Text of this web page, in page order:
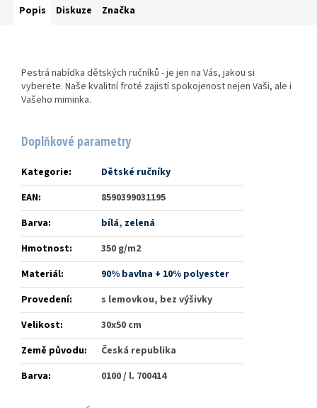
Popis Diskuze Značka
Pestrá nabídka dětských ručníků - je jen na Vás, jakou si
vyberete. Naše kvalitní froté zajistí spokojenost nejen Vaši, ale i
Vašeho miminka.
Doplňkové parametry
Kategorie:
Dětské ručníky
EAN:
8590399031195
Barva: bílá, zelená
Hmotnost:
350 g/m2
Materiál:
90% bavlna + 10% polyester
Provedení:
s lemovkou, bez výšivky
Velikost:
30x50 cm
Země původu:
Česká republika
Barva: 0100 / l. 700414